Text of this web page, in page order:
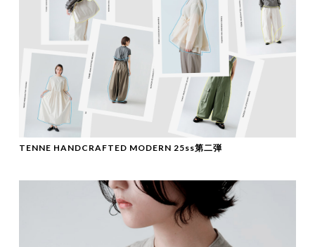
TENNE HANDCRAFTED MODERN 25ss第二弾